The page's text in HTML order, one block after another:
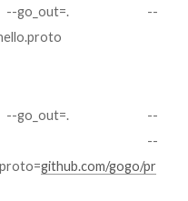
--go_out=. --
--go_out=. --
--
github.com/gogo/pr